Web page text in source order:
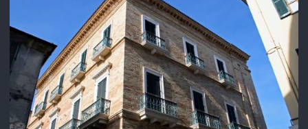
E-mail адрес